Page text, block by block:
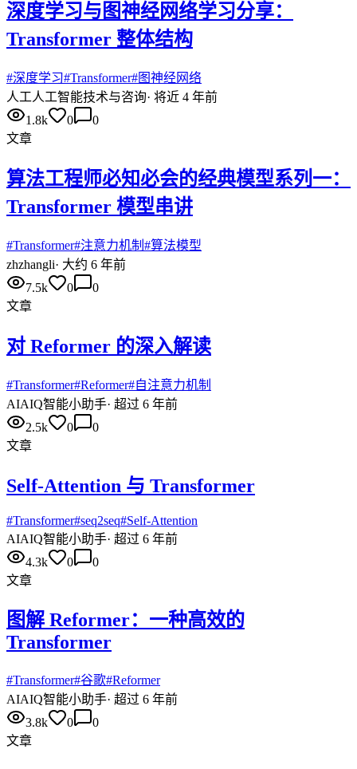
深度学习与图神经网络学习分享：
Transformer 整体结构
#深度学习#Transformer#图神经网络
人工人工智能技术与咨询· 将近 4 年前
1.8k
0
0
文章
算法工程师必知必会的经典模型系列一：
Transformer 模型串讲
#Transformer#注意力机制 #算法模型
zhzhangli· 大约 6 年前
7.5k
0
0
文章
对 Reformer 的深入解读
#Transformer#Reformer#自注意力机制
AIAIQ智能小助手· 超过 6 年前
2.5k
0
0
文章
Self-Attention 与 Transformer
#Transformer#seq2seq#Self-Attention
AIAIQ智能小助手· 超过 6 年前
4.3k
0
0
文章
图解 Reformer：一种高效的
Transformer
#Transformer#谷歌#Reformer
AIAIQ智能小助手· 超过 6 年前
3.8k
0
0
文章